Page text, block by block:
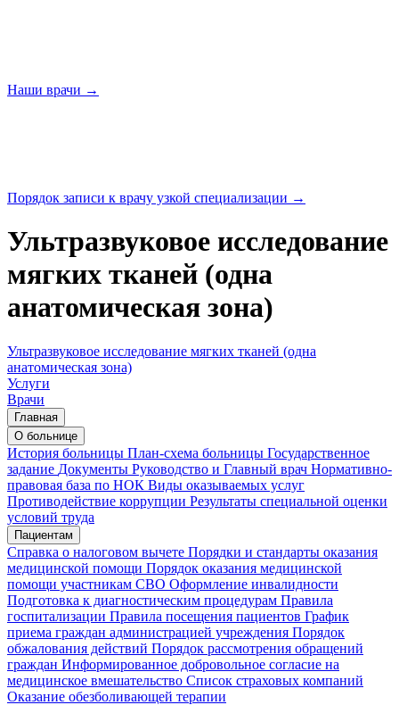
Наши врачи →
Порядок записи к врачу узкой специализации →
Ультразвуковое исследование
мягких тканей (одна
анатомическая зона)
Ультразвуковое исследование мягких тканей (одна
анатомическая зона)
Услуги
Врачи
Главная
О больнице
История больницы План-схема больницы Государственное
задание Документы Руководство и Главный врач Нормативно-
правовая база по НОК Виды оказываемых услуг
Противодействие коррупции Результаты специальной оценки
условий труда
Пациентам
Справка о налоговом вычете Порядки и стандарты оказания
медицинской помощи Порядок оказания медицинской
помощи участникам СВО Оформление инвалидности
Подготовка к диагностическим процедурам Правила
госпитализации Правила посещения пациентов График
приема граждан администрацией учреждения Порядок
обжалования действий Порядок рассмотрения обращений
граждан Информированное добровольное согласие на
медицинское вмешательство Список страховых компаний
Оказание обезболивающей терапии